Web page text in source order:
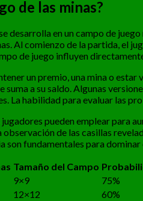
de las minas?
se desarrolla en un campo de
Al comienzo de la partida, el
de juego influyen
un premio, una mina o
suma a su saldo. Algunas
La habilidad para evaluar las
pueden emplear para
de las casillas
son fundamentales para
Tamaño del Campo
9×9
75%
12×12
60%